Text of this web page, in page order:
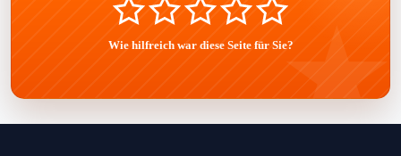
Wie hilfreich war diese Seite für Sie?